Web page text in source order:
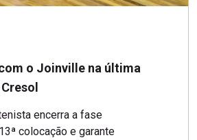
o Joinville na última
encerra a fase
colocação e garante